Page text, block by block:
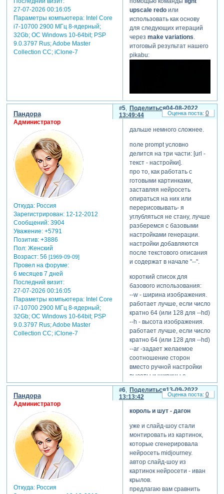
27-07-2026 00:16:05
Параметры компьютера:Intel Core
i7-10700 2900 МГц 8-ядерный;
32Gb; ОС Windows 10-64bit; PSP
9.0.3797 Rus; Adobe Master
Collection СС; iClone-7
upscale redoили
использовать как основу
для следующих итераций
через make variations.
итоговый результат нашего
pikabu:
Поделиться
5
04-08-2022
13:49:44
Пандора
Администратор
Откуда:Россия
Зарегистрирован: 12-12-2012
Сообщений:3904
Уважение: +5791
Позитив: +3886
Пол:Женский
Возраст:56 [1969-09-09]
Провел на форуме:
6 месяцев 7 дней
Последний визит:
27-07-2026 00:16:05
Параметры компьютера:Intel Core
i7-10700 2900 МГц 8-ядерный;
32Gb; ОС Windows 10-64bit; PSP
9.0.3797 Rus; Adobe Master
Collection СС; iClone-7
дальше немного сложнее.
поле prompt условно
делится на три части: [url -
текст - настройки].
про то, как работать с
готовыми картинками,
заставляя нейросеть
опираться на них или
перерисовывать- я
углубляться не стану, лучше
разберемся с базовыми
настройками генерации.
настройки добавляются
после текстового описания
и содержат в начале "--".
короткий список для
базового использования:
--w - ширина изображения.
работает лучше, если число
кратно 64 (или 128 для --hd)
--h - высота изображения.
работает лучше, если число
кратно 64 (или 128 для --hd)
--ar -задает желаемое
соотношение сторон
вместо ручной настройки
высоты и ширины с
помощью --h и --w.
например, --ar 16:9, чтобы
сторон 16:9
например -no plants - будет
пытаться нарисовать
картинку без растений.
--q <number> - "качество"
изображения в плане
генерации. от 0.25 до 5.
базовое значение стоит на
0
Поделиться
6
13-09-2022
13:13:42
Пандора
Администратор
Откуда:Россия
король и шут - дагон
уже и слайд-шоу стали
монтировать из картинок,
которые сгенерировала
нейросеть midjourney.
автор слайд-шоу из
картинок нейросети - иван
крылов.
предлагаю вам сравнить
0